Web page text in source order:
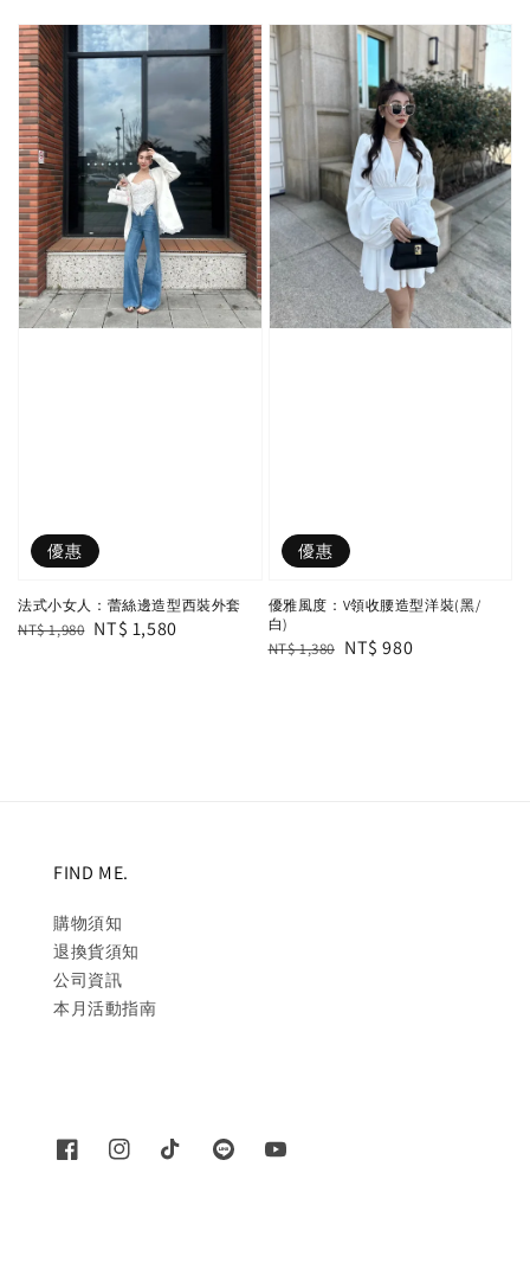
優惠
法式小女人：蕾絲邊造型西裝外套
Regular
NT$ 1,980 Sale
NT$ 1,580
優惠
優雅風度：V領收腰造型洋裝(黑/
白)
Regular
NT$ 1,380 Sale
NT$ 980
FIND ME.
購物須知
退換貨須知
公司資訊
本月活動指南